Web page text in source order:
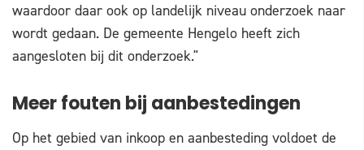
waardoor daar ook op landelijk niveau onderzoek naar
wordt gedaan. De gemeente Hengelo heeft zich
aangesloten bij dit onderzoek."
Meer fouten bij aanbestedingen
Op het gebied van inkoop en aanbesteding voldoet de